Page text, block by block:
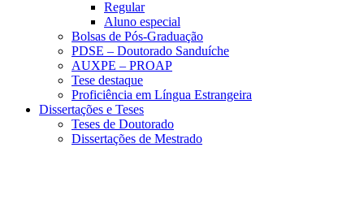
Regular
Aluno especial
Bolsas de Pós-Graduação
PDSE – Doutorado Sanduíche
AUXPE – PROAP
Tese destaque
Proficiência em Língua Estrangeira
Dissertações e Teses
Teses de Doutorado
Dissertações de Mestrado